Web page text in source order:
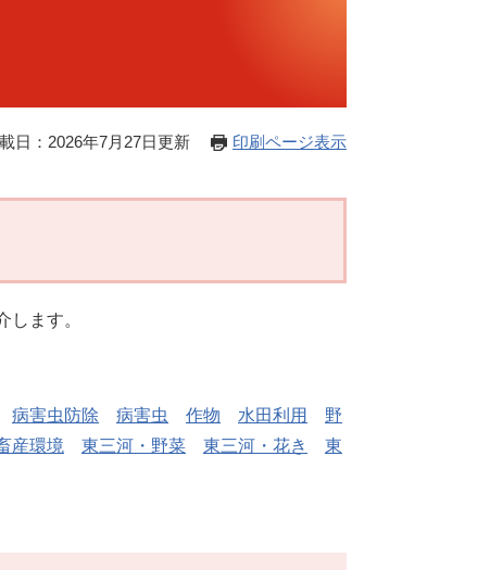
日：2026年7月27日更新 印刷ページ表示
ます。
病害虫防除 病害虫 作物 水田利用
野
産環境 東三河・野菜 東三河・花き
東